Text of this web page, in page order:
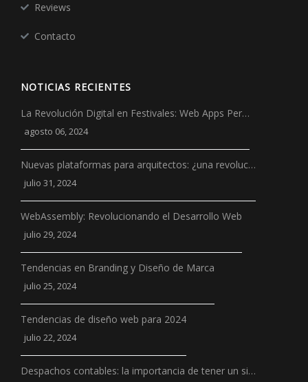
Reviews
Contacto
NOTICIAS RECIENTES
La Revolución Digital en Festivales: Web Apps Per…
agosto 06, 2024
Nuevas plataformas para arquitectos: ¿una revoluc…
julio 31, 2024
WebAssembly: Revolucionando el Desarrollo Web
julio 29, 2024
Tendencias en Branding y Diseño de Marca
julio 25, 2024
Tendencias de diseño web para 2024
julio 22, 2024
Despachos contables: la importancia de tener un si…